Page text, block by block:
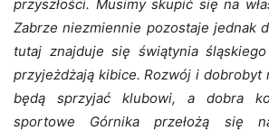
przyszłości. Musimy skupić się na
Zabrze niezmiennie pozostaje jednak
tutaj znajduje się świątynia
przyjeżdżają kibice. Rozwój i dobrobyt
będą sprzyjać klubowi, a dobra
sportowe Górnika przełożą się